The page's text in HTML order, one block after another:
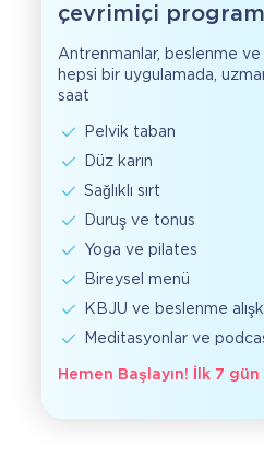
çevrimiçi program
Antrenmanlar, beslenme
hepsi bir uygulamada,
saat
Pelvik taban
Düz karın
Sağlıklı sırt
Duruş ve tonus
Yoga ve pilates
Bireysel menü
KBJU ve beslenme
Meditasyonlar ve
Hemen Başlayın! İlk 7